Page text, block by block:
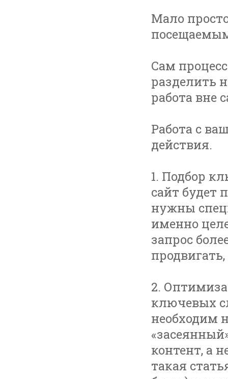
Мало
Сам
разделить
работа вне
Работа с
действия.
1. Подбор
сайт будет
нужны
именно
запрос
2.
ключевых
необходим
контент, а
такая